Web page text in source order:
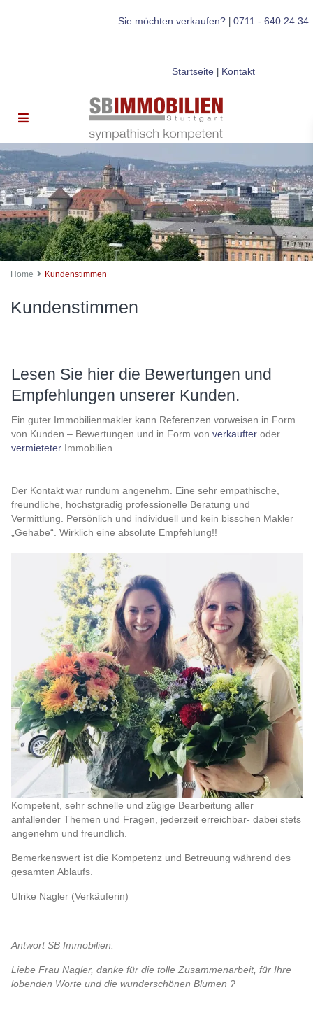
Sie möchten verkaufen?| 0711 - 640 24 34
Startseite| Kontakt
Home Kundenstimmen
Kundenstimmen
Lesen Sie hier die Bewertungen und
Empfehlungen unserer Kunden.
Ein guter Immobilienmakler kann Referenzen vorweisen in Form
von Kunden – Bewertungen und in Form von verkaufteroder
vermieteterImmobilien.
Der Kontakt war rundum angenehm. Eine sehr empathische,
freundliche, höchstgradig professionelle Beratung und
Vermittlung. Persönlich und individuell und kein bisschen Makler
„Gehabe“. Wirklich eine absolute Empfehlung!!
Kompetent, sehr schnelle und zügige Bearbeitung aller
anfallender Themen und Fragen, jederzeit erreichbar- dabei stets
angenehm und freundlich.
Bemerkenswert ist die Kompetenz und Betreuung während des
gesamten Ablaufs.
Ulrike Nagler (Verkäuferin)
Antwort SB Immobilien:
Liebe Frau Nagler, danke für die tolle Zusammenarbeit, für Ihre
lobenden Worte und die wunderschönen Blumen ?